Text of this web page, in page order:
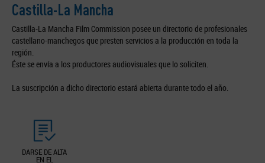
Castilla-La Mancha
Castilla-La Mancha Film Commission posee un directorio de profesionales
castellano-manchegos que presten servicios a la producción en toda la
región.
Éste se envía a los productores audiovisuales que lo soliciten.
La suscripción a dicho directorio estará abierta durante todo el año.
DARSE DE ALTA
EN EL